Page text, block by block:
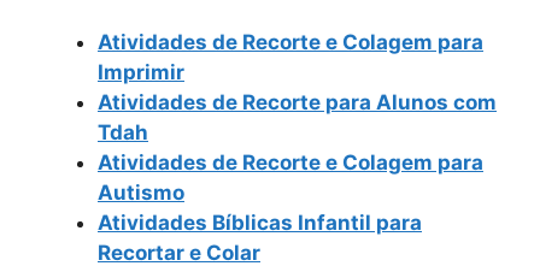
Atividades de Recorte e Colagem para
Imprimir
Atividades de Recorte para Alunos com
Tdah
Atividades de Recorte e Colagem para
Autismo
Atividades Bíblicas Infantil para
Recortar e Colar